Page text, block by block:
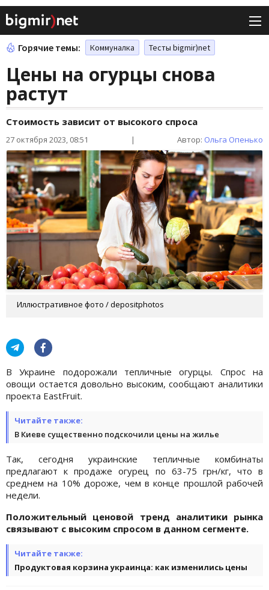
Горячие темы: Коммуналка Тесты bigmir)net
Цены на огурцы снова
растут
Стоимость зависит от высокого спроса
27 октября 2023, 08:51 | Автор: Ольга Опенько
Иллюстративное фото / depositphotos
В Украине подорожали тепличные огурцы. Спрос на
овощи остается довольно высоким, сообщают аналитики
проекта EastFruit.
Читайте также:
В Киеве существенно подскочили цены на жилье
Так, сегодня украинские тепличные комбинаты
предлагают к продаже огурец по 63-75 грн/кг, что в
среднем на 10% дороже, чем в конце прошлой рабочей
недели.
Положительный ценовой тренд аналитики рынка
связывают с высоким спросом в данном сегменте.
Читайте также:
Продуктовая корзина украинца: как изменились цены